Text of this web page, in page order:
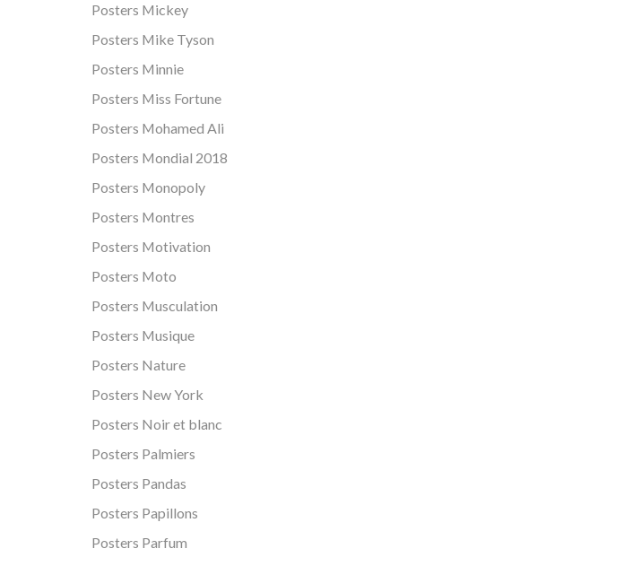
Posters Mickey
Posters Mike Tyson
Posters Minnie
Posters Miss Fortune
Posters Mohamed Ali
Posters Mondial 2018
Posters Monopoly
Posters Montres
Posters Motivation
Posters Moto
Posters Musculation
Posters Musique
Posters Nature
Posters New York
Posters Noir et blanc
Posters Palmiers
Posters Pandas
Posters Papillons
Posters Parfum